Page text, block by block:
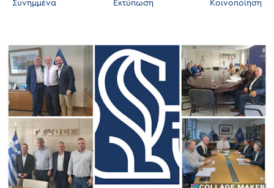
Συνημμένα Εκτύπωση Κοινοποίηση